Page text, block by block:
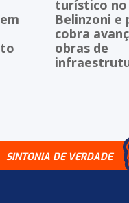
turístico no
Belinzoni
cobra
obras de
SINTONIA DE VERDADE